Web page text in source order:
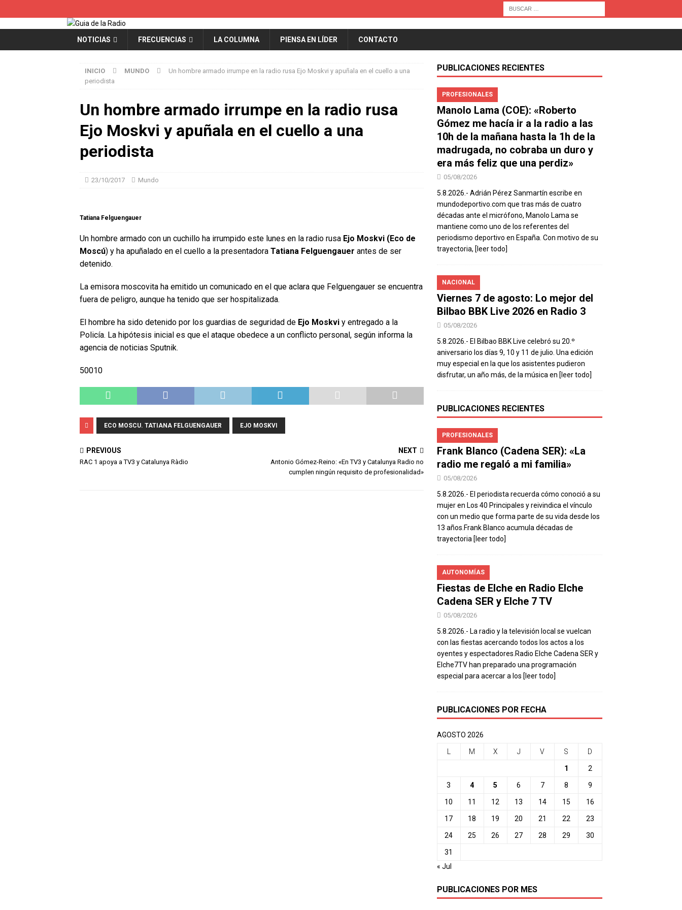
NOTICIAS FRECUENCIAS LA COLUMNA PIENSA EN LÍDER CONTACTO
INICIO MUNDO
Un hombre armado irrumpe en la radio rusa Ejo Moskvi y apuñala en el cuello a una
periodista
Un hombre armado irrumpe en la radio rusa
Ejo Moskvi y apuñala en el cuello a una
periodista
23/10/2017 Mundo
Tatiana Felguengauer
Un hombre armado con un cuchillo ha irrumpido este lunes en la radio rusa Ejo Moskvi (Eco de
Moscú) y ha apuñalado en el cuello a la presentadora Tatiana Felguengauer antes de ser
detenido.
La emisora moscovita ha emitido un comunicado en el que aclara que Felguengauer se encuentra
fuera de peligro, aunque ha tenido que ser hospitalizada.
El hombre ha sido detenido por los guardias de seguridad de Ejo Moskvi y entregado a la
Policía. La hipótesis inicial es que el ataque obedece a un conflicto personal, según informa la
agencia de noticias Sputnik.
50010
ECO MOSCU. TATIANA FELGUENGAUER EJO MOSKVI
PREVIOUS
RAC 1 apoya a TV3 y Catalunya Ràdio
NEXT
Antonio Gómez-Reino: «En TV3 y Catalunya Radio no
cumplen ningún requisito de profesionalidad»
PUBLICACIONES RECIENTES
PROFESIONALES
Manolo Lama (COE): «Roberto
Gómez me hacía ir a la radio a las
10h de la mañana hasta la 1h de la
madrugada, no cobraba un duro y
era más feliz que una perdiz»
05/08/2026
5.8.2026.- Adrián Pérez Sanmartín escribe en
mundodeportivo.com que tras más de cuatro
décadas ante el micrófono, Manolo Lama se
mantiene como uno de los referentes del
periodismo deportivo en España. Con motivo de su
trayectoria, [leer todo]
NACIONAL
Viernes 7 de agosto: Lo mejor del
Bilbao BBK Live 2026 en Radio 3
05/08/2026
5.8.2026.- El Bilbao BBK Live celebró su 20.º
aniversario los días 9, 10 y 11 de julio. Una edición
muy especial en la que los asistentes pudieron
disfrutar, un año más, de la música en [leer todo]
PUBLICACIONES RECIENTES
PROFESIONALES
Frank Blanco (Cadena SER): «La
radio me regaló a mi familia»
05/08/2026
5.8.2026.- El periodista recuerda cómo conoció a su
mujer en Los 40 Principales y reivindica el vínculo
con un medio que forma parte de su vida desde los
13 años.Frank Blanco acumula décadas de
trayectoria [leer todo]
AUTONOMÍAS
Fiestas de Elche en Radio Elche
Cadena SER y Elche 7 TV
05/08/2026
5.8.2026.- La radio y la televisión local se vuelcan
con las fiestas acercando todos los actos a los
oyentes y espectadores.Radio Elche Cadena SER y
Elche7TV han preparado una programación
especial para acercar a los [leer todo]
PUBLICACIONES POR FECHA
AGOSTO 2026
M X J V S D
1 2
3 4 5 6 7 8 9
10 11 12 13 14 15 16
17 18 19 20 21 22 23
24 25 26 27 28 29 30
31
« Jul
PUBLICACIONES POR MES